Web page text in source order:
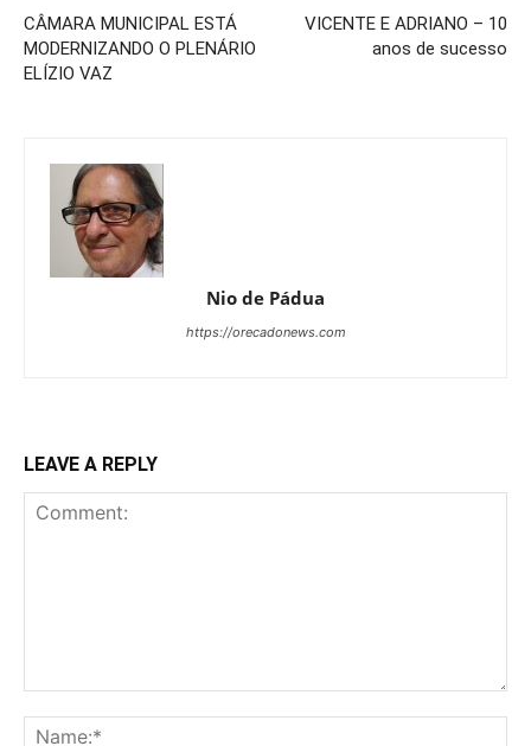
CÂMARA MUNICIPAL ESTÁ
MODERNIZANDO O PLENÁRIO
ELÍZIO VAZ
VICENTE E ADRIANO – 10
anos de sucesso
Nio de Pádua
https://orecadonews.com
LEAVE A REPLY